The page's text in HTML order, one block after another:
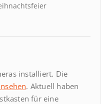
installiert. Die
. Aktuell haben
für eine